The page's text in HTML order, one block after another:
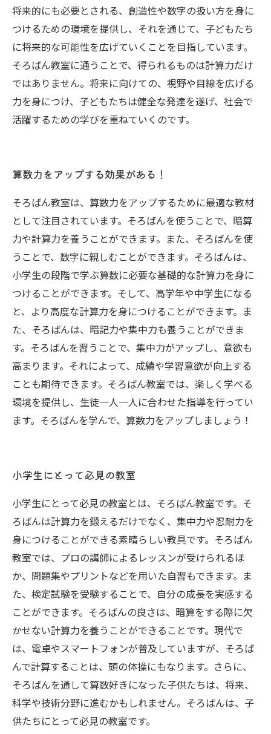
将来的にも必要とされる、創造性や数字の扱い方を身に
つけるための環境を提供し、それを通じて、子どもたち
に将来的な可能性を広げていくことを目指しています。
そろばん教室に通うことで、得られるものは計算力だけ
ではありません。将来に向けての、視野や目線を広げる
力を身につけ、子どもたちは健全な発達を遂げ、社会で
活躍するための学びを重ねていくのです。
算数力をアップする効果がある！
そろばん教室は、算数力をアップするために最適な教材
として注目されています。そろばんを使うことで、暗算
力や計算力を養うことができます。また、そろばんを使
うことで、数字に親しむことができます。そろばんは、
小学生の段階で学ぶ算数に必要な基礎的な計算力を身に
つけることができます。そして、高学年や中学生になる
と、より高度な計算力を身につけることができます。ま
た、そろばんは、暗記力や集中力も養うことができま
す。そろばんを習うことで、集中力がアップし、意欲も
高まります。それによって、成績や学習意欲が向上する
ことも期待できます。そろばん教室では、楽しく学べる
環境を提供し、生徒一人一人に合わせた指導を行ってい
ます。そろばんを学んで、算数力をアップしましょう！
小学生にとって必見の教室
小学生にとって必見の教室とは、そろばん教室です。そ
ろばんは計算力を鍛えるだけでなく、集中力や忍耐力を
身につけることができる素晴らしい教具です。そろばん
教室では、プロの講師によるレッスンが受けられるほ
か、問題集やプリントなどを用いた自習もできます。ま
た、検定試験を受験することで、自分の成長を実感する
ことができます。そろばんの良さは、暗算をする際に欠
かせない計算力を養うことができることです。現代で
は、電卓やスマートフォンが普及していますが、そろば
んで計算することは、頭の体操にもなります。さらに、
そろばんを通して算数好きになった子供たちは、将来、
科学や技術分野に進むかもしれません。そろばんは、子
供たちにとって必見の教室です。